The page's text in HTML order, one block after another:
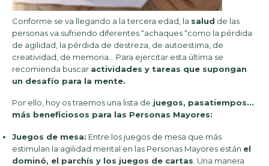
Conforme se va llegando a la tercera edad, la salud de las
personas va sufriendo diferentes “achaques “como la pérdida
de agilidad, la pérdida de destreza, de autoestima, de
creatividad, de memoria… Para ejercitar esta última se
recomienda buscar actividades y tareas que supongan
un desafío para la mente.
Por ello, hoy os traemos una lista de juegos, pasatiempos…
más beneficiosos para las Personas Mayores:
Juegos de mesa: Entre los juegos de mesa que más
estimulan la agilidad mental en las Personas Mayores están el
dominó, el parchís y los juegos de cartas . Una manera